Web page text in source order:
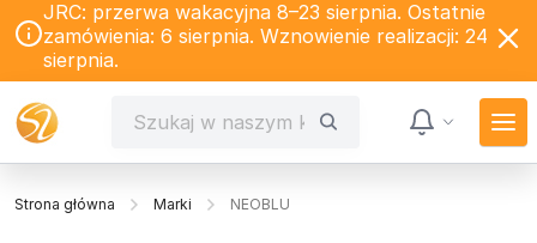
JRC: przerwa wakacyjna 8–23 sierpnia. Ostatnie
zamówienia: 6 sierpnia. Wznowienie realizacji: 24
sierpnia.
Strona główna Marki NEOBLU